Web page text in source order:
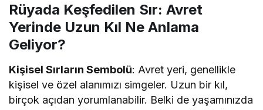
Rüyada Keşfedilen Sır: Avret
Yerinde Uzun Kıl Ne Anlama
Geliyor?
Kişisel Sırların Sembolü: Avret yeri, genellikle
kişisel ve özel alanımızı simgeler. Uzun bir kıl,
birçok açıdan yorumlanabilir. Belki de yaşamınızda